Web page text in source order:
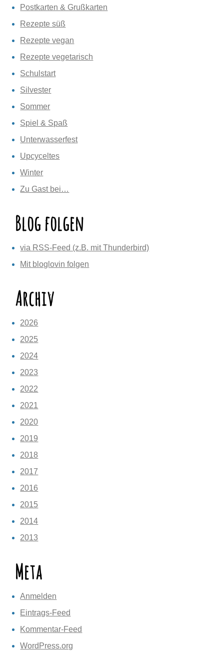
Postkarten & Grußkarten
Rezepte süß
Rezepte vegan
Rezepte vegetarisch
Schulstart
Silvester
Sommer
Spiel & Spaß
Unterwasserfest
Upcyceltes
Winter
Zu Gast bei…
Blog folgen
via RSS-Feed (z.B. mit Thunderbird)
Mit bloglovin folgen
Archiv
2026
2025
2024
2023
2022
2021
2020
2019
2018
2017
2016
2015
2014
2013
Meta
Anmelden
Eintrags-Feed
Kommentar-Feed
WordPress.org